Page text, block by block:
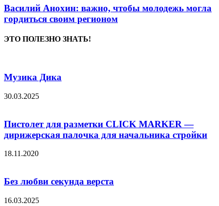
Василий Анохин: важно, чтобы молодежь могла
гордиться своим регионом
ЭТО ПОЛЕЗНО ЗНАТЬ!
Музика Дика
30.03.2025
Пистолет для разметки CLICK MARKER —
дирижерская палочка для начальника стройки
18.11.2020
Без любви секунда верста
16.03.2025